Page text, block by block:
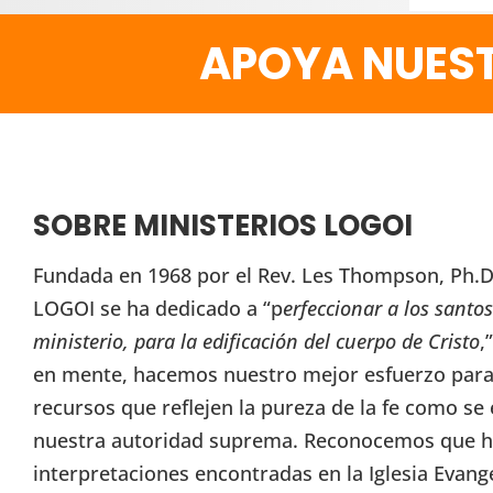
APOYA
SOBRE MINISTERIOS LOGOI
Fundada en 1968 por el Rev. Les Thompson,
LOGOI se ha dedicado a “perfeccionar a los
ministerio, para la edificación del cuerpo de Cristo
en mente, hacemos nuestro mejor esfuerzo
recursos que reflejen la pureza de la fe como se
nuestra autoridad suprema. Reconocemos que
interpretaciones encontradas en la Iglesia